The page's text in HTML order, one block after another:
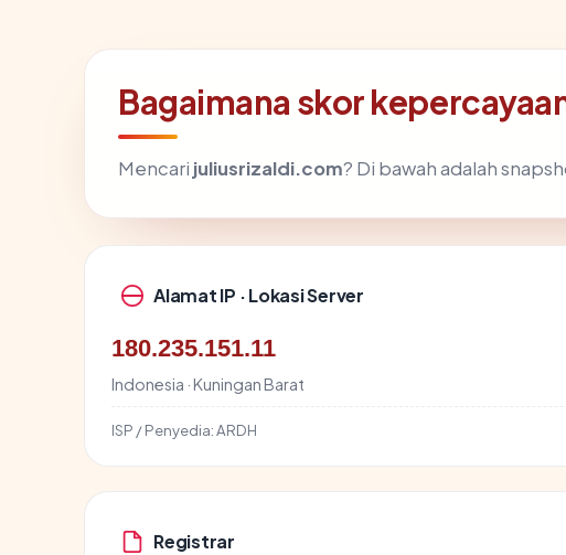
Bagaimana skor
Mencari juliusrizaldi.com? Di bawah adalah
Alamat IP · Lokasi Server
180.235.151.11
Indonesia · Kuningan Barat
ISP / Penyedia:ARDH
Registrar